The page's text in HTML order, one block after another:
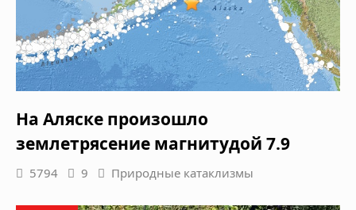
На Аляске произошло
землетрясение магнитудой 7.9
5794 9 Природные катаклизмы